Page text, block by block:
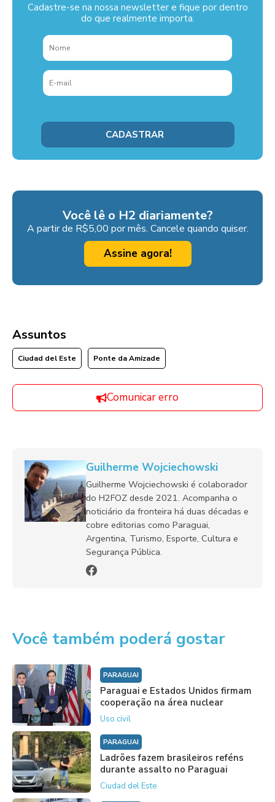
Cadastre-se na nossa newsletter e fique por dentro
do que realmente importa.
Você lê o H2 diariamente?
A partir de R$5,00 por mês. Cancele quando quiser.
Assine agora!
Assuntos
Ciudad del Este Ponte da Amizade
Comunicar erro
Guilherme Wojciechowski
Guilherme Wojciechowski é colaborador
do H2FOZ desde 2021. Acompanha o
noticiário da fronteira há duas décadas e
cobre editorias como Paraguai,
Argentina, Turismo, Esporte, Cultura e
Segurança Pública.
Você também poderá gostar
PARAGUAI
Paraguai e Estados Unidos firmam
cooperação na área nuclear
Uso civil
PARAGUAI
Ladrões fazem brasileiros reféns
durante assalto no Paraguai
Ciudad del Este